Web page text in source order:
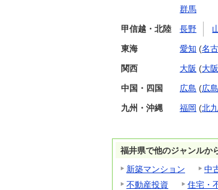
群馬
甲信越・北陸 長野
東海 愛知 (名
関西 大阪 (大
中国・四国 広島 (広
九州・沖縄 福岡 (北
福井県で他のジャンルか
新築マンション
中
不動産投資
住宅・